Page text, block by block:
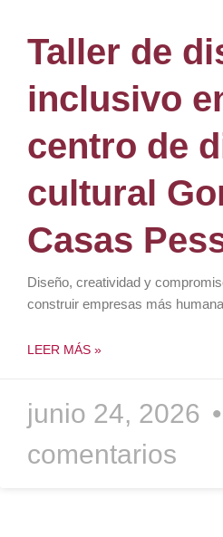
Taller de
inclusivo
centro de
cultural
Casas
Diseño, creatividad y
construir empresas más
LEER MÁS »
junio 24, 2026
comentarios